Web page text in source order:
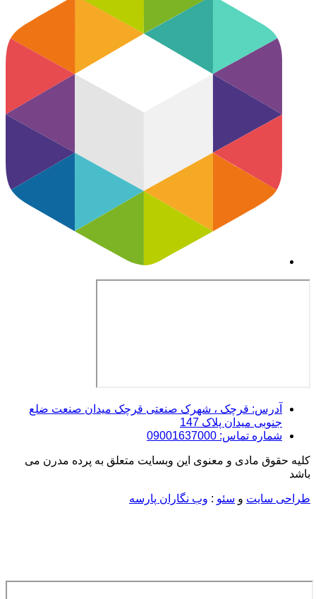
آدرس: قرچک ، شهرک صنعتی قرچک میدان صنعت ضلع
جنوبی میدان پلاک 147
شماره تماس: 09001637000
کلیه حقوق مادی و معنوی این وبسایت متعلق به پرده مدرن می
باشد
طراحی سایت و سئو : وب نگاران پارسه